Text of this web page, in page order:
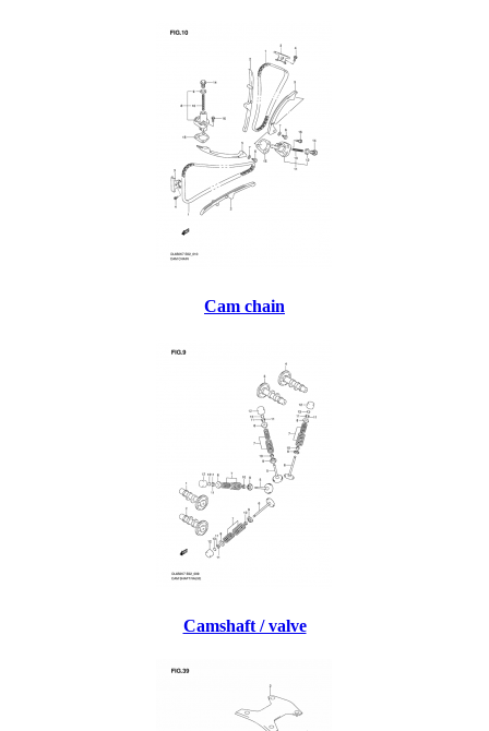
Cam chain
Camshaft / valve